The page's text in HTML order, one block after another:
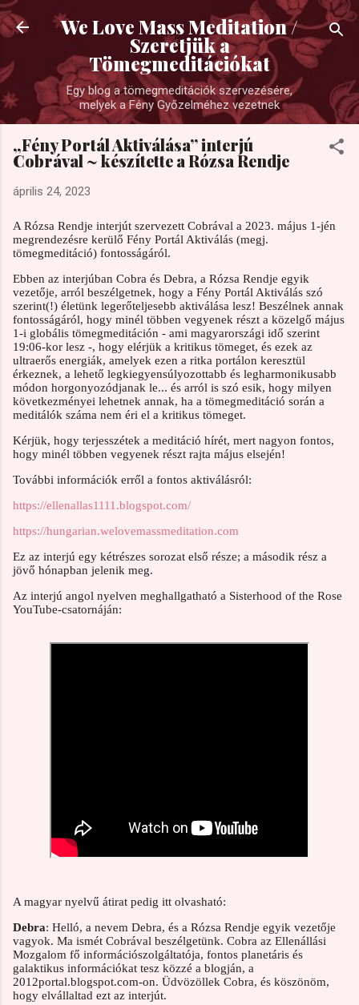
Ugrás a fő tartalomra
We Love Mass Meditation /
Szeretjük a
Tömegmeditációkat
Egy blog a tömegmeditációk szervezésére,
melyek a Fény Győzelméhez vezetnek
„Fény Portál Aktiválása” interjú
Cobrával ~ készítette a Rózsa Rendje
április 24, 2023
A Rózsa Rendje interjút szervezett Cobrával a 2023. május 1-jén
megrendezésre kerülő Fény Portál Aktiválás (megj.
tömegmeditáció) fontosságáról.
Ebben az interjúban Cobra és Debra, a Rózsa Rendje egyik
vezetője, arról beszélgetnek, hogy a Fény Portál Aktiválás szó
szerint(!) életünk legerőteljesebb aktiválása lesz! Beszélnek annak
fontosságáról, hogy minél többen vegyenek részt a közelgő május
1-i globális tömegmeditáción - ami magyarországi idő szerint
19:06-kor lesz -, hogy elérjük a kritikus tömeget, és ezek az
ultraerős energiák, amelyek ezen a ritka portálon keresztül
érkeznek, a lehető legkiegyensúlyozottabb és legharmonikusabb
módon horgonyozódjanak le... és arról is szó esik, hogy milyen
következményei lehetnek annak, ha a tömegmeditáció során a
meditálók száma nem éri el a kritikus tömeget.
Kérjük, hogy terjesszétek a meditáció hírét, mert nagyon fontos,
hogy minél többen vegyenek részt rajta május elsején!
További információk erről a fontos aktiválásról:
https://ellenallas1111.blogspot.com/
https://hungarian.welovemassmeditation.com
Ez az interjú egy kétrészes sorozat első része; a második rész a
jövő hónapban jelenik meg.
Az interjú angol nyelven meghallgatható a Sisterhood of the Rose
YouTube-csatornáján:
A magyar nyelvű átirat pedig itt olvasható:
Debra: Helló, a nevem Debra, és a Rózsa Rendje egyik vezetője
vagyok. Ma ismét Cobrával beszélgetünk. Cobra az Ellenállási
Mozgalom fő információszolgáltatója, fontos planetáris és
galaktikus információkat tesz közzé a blogján, a
2012portal.blogspot.com-on. Üdvözöllek Cobra, és köszönöm,
hogy elvállaltad ezt az interjút.